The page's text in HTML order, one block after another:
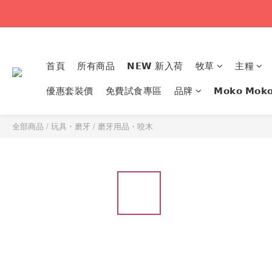
首頁 所有商品 𝗡𝗘𝗪 新入荷 牧草
主糧
優惠套裝價
免費試食專區 品牌 𝗠𝗼𝗸𝗼 𝗠𝗼𝗸𝗼
全部商品 / 玩具・磨牙 / 磨牙用品・咬木